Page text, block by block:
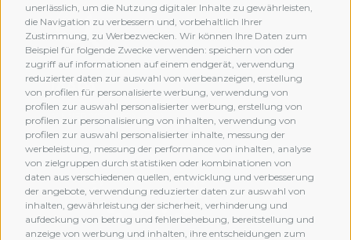
unerlässlich, um die Nutzung digitaler Inhalte zu gewährleisten,
die Navigation zu verbessern und, vorbehaltlich Ihrer
Zustimmung, zu Werbezwecken. Wir können Ihre Daten zum
Beispiel für folgende Zwecke verwenden: speichern von oder
zugriff auf informationen auf einem endgerät, verwendung
reduzierter daten zur auswahl von werbeanzeigen, erstellung
von profilen für personalisierte werbung, verwendung von
profilen zur auswahl personalisierter werbung, erstellung von
profilen zur personalisierung von inhalten, verwendung von
profilen zur auswahl personalisierter inhalte, messung der
werbeleistung, messung der performance von inhalten, analyse
von zielgruppen durch statistiken oder kombinationen von
daten aus verschiedenen quellen, entwicklung und verbesserung
der angebote, verwendung reduzierter daten zur auswahl von
inhalten, gewährleistung der sicherheit, verhinderung und
aufdeckung von betrug und fehlerbehebung, bereitstellung und
anzeige von werbung und inhalten, ihre entscheidungen zum